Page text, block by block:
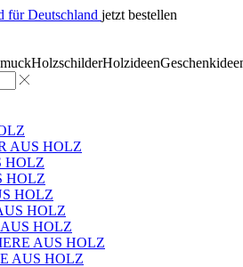
für Deutschland jetzt bestellen
HolzschilderHolzideen
AUS HOLZ
HOLZ
HOLZ
HOLZ
HOLZ
HOLZ
AUS HOLZ
AUS HOLZ